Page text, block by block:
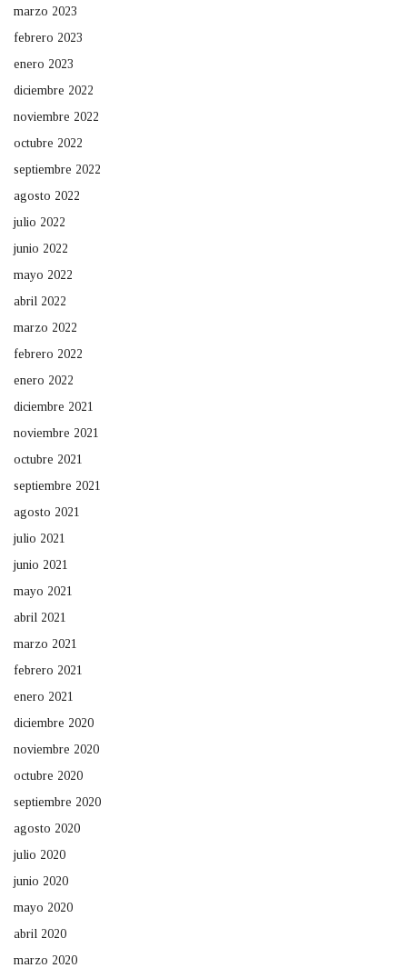
marzo 2023
febrero 2023
enero 2023
diciembre 2022
noviembre 2022
octubre 2022
septiembre 2022
agosto 2022
julio 2022
junio 2022
mayo 2022
abril 2022
marzo 2022
febrero 2022
enero 2022
diciembre 2021
noviembre 2021
octubre 2021
septiembre 2021
agosto 2021
julio 2021
junio 2021
mayo 2021
abril 2021
marzo 2021
febrero 2021
enero 2021
diciembre 2020
noviembre 2020
octubre 2020
septiembre 2020
agosto 2020
julio 2020
junio 2020
mayo 2020
abril 2020
marzo 2020